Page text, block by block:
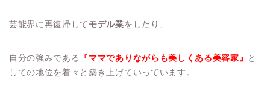
芸能界に再復帰して モデル業をしたり、
自分の強みである 『ママでありながらも美しくある美容家』
と
しての地位を着々と築き上げていっています。